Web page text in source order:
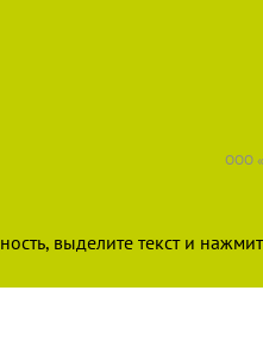
ООО
выделите текст и